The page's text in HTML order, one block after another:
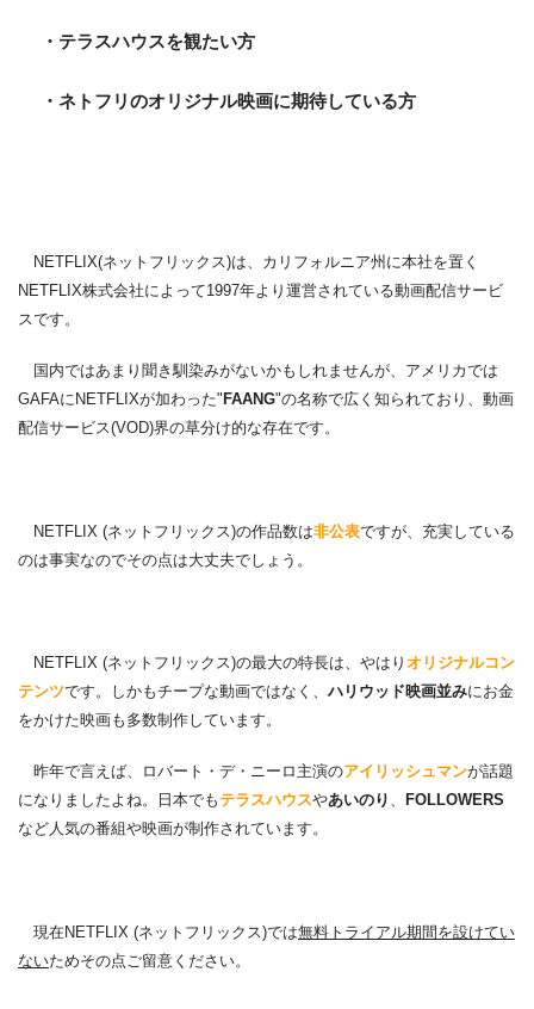
・テラスハウスを観たい方
・ネトフリのオリジナル映画に期待している方
NETFLIX(ネットフリックス)は、カリフォルニア州に本社を置く
NETFLIX株式会社によって1997年より運営されている動画配信サービ
スです。
国内ではあまり聞き馴染みがないかもしれませんが、アメリカでは
GAFAにNETFLIXが加わった" FAANG"の名称で広く知られており、動画
配信サービス(VOD)界の草分け的な存在です。
NETFLIX (ネットフリックス)の作品数は非公表ですが、充実している
のは事実なのでその点は大丈夫でしょう。
NETFLIX (ネットフリックス)の最大の特長は、やはり オリジナルコン
テンツです。しかもチープな動画ではなく、 ハリウッド映画並みにお金
をかけた映画も多数制作しています。
昨年で言えば、ロバート・デ・ニーロ主演のアイリッシュマンが話題
になりましたよね。日本でもテラスハウスやあいのり 、
FOLLOWERS
など人気の番組や映画が制作されています。
現在NETFLIX (ネットフリックス)では無料トライアル期間を設けてい
ないためその点ご留意ください。